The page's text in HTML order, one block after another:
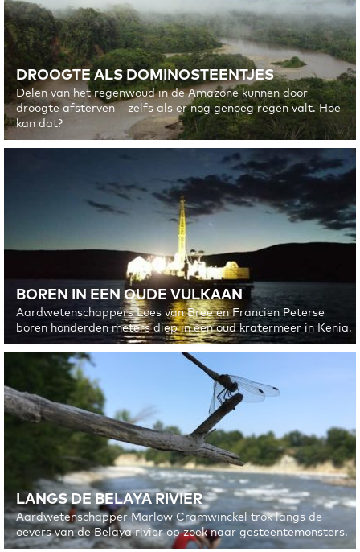
DROOGTE ALS DOMINOSTEENTJES
Delen van het regenwoud in de Amazone kunnen door
droogte afsterven – zelfs als er nog genoeg regen valt. Hoe
kan dat?
BOREN IN EEN OUDE VULKAAN
Aardwetenschappers Loes van Bree en Francien Peterse
boren honderden meters diep in een oud kratermeer in Kenia.
LANGS DE BELAYA RIVIER
Aardwetenschapper Marlow Cramwinckel trok langs de
oevers van de Belaya rivier op zoek naar gesteentemonsters.